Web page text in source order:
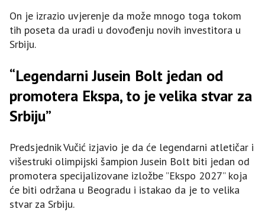
On je izrazio uvjerenje da može mnogo toga tokom
tih poseta da uradi u dovođenju novih investitora u
Srbiju.
“Legendarni Jusein Bolt jedan od
promotera Ekspa, to je velika stvar za
Srbiju”
Predsjednik Vučić izjavio je da će legendarni atletičar i
višestruki olimpijski šampion Jusein Bolt biti jedan od
promotera specijalizovane izložbe ”Ekspo 2027” koja
će biti održana u Beogradu i istakao da je to velika
stvar za Srbiju.